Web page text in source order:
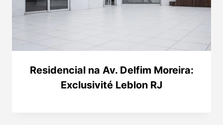
Residencial na Av. Delfim Moreira:
Exclusivité Leblon RJ